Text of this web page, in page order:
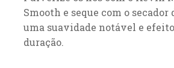
Smooth e seque com o secador
uma suavidade notável e
duração.